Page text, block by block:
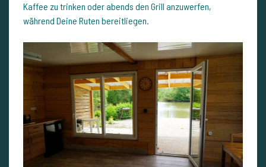
Kaffee zu trinken oder abends den Grill anzuwerfen,
während Deine Ruten bereitliegen.